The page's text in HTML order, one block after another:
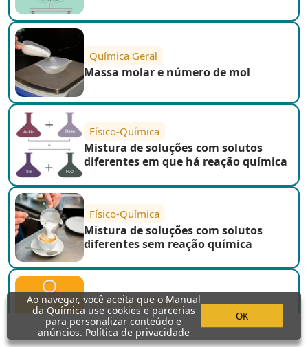
Química Geral
Massa molar e número de mol
Físico-Química
Mistura de soluções com solutos
diferentes em que há reação química
Físico-Química
Mistura de soluções com solutos
diferentes sem reação química
Química Inorgânica
Reações com óxidos ácidos
Ao navegar, você aceita que o Manual
da Química use cookies e parcerias
para personalizar conteúdo e
anúncios. Política de privacidade
OK